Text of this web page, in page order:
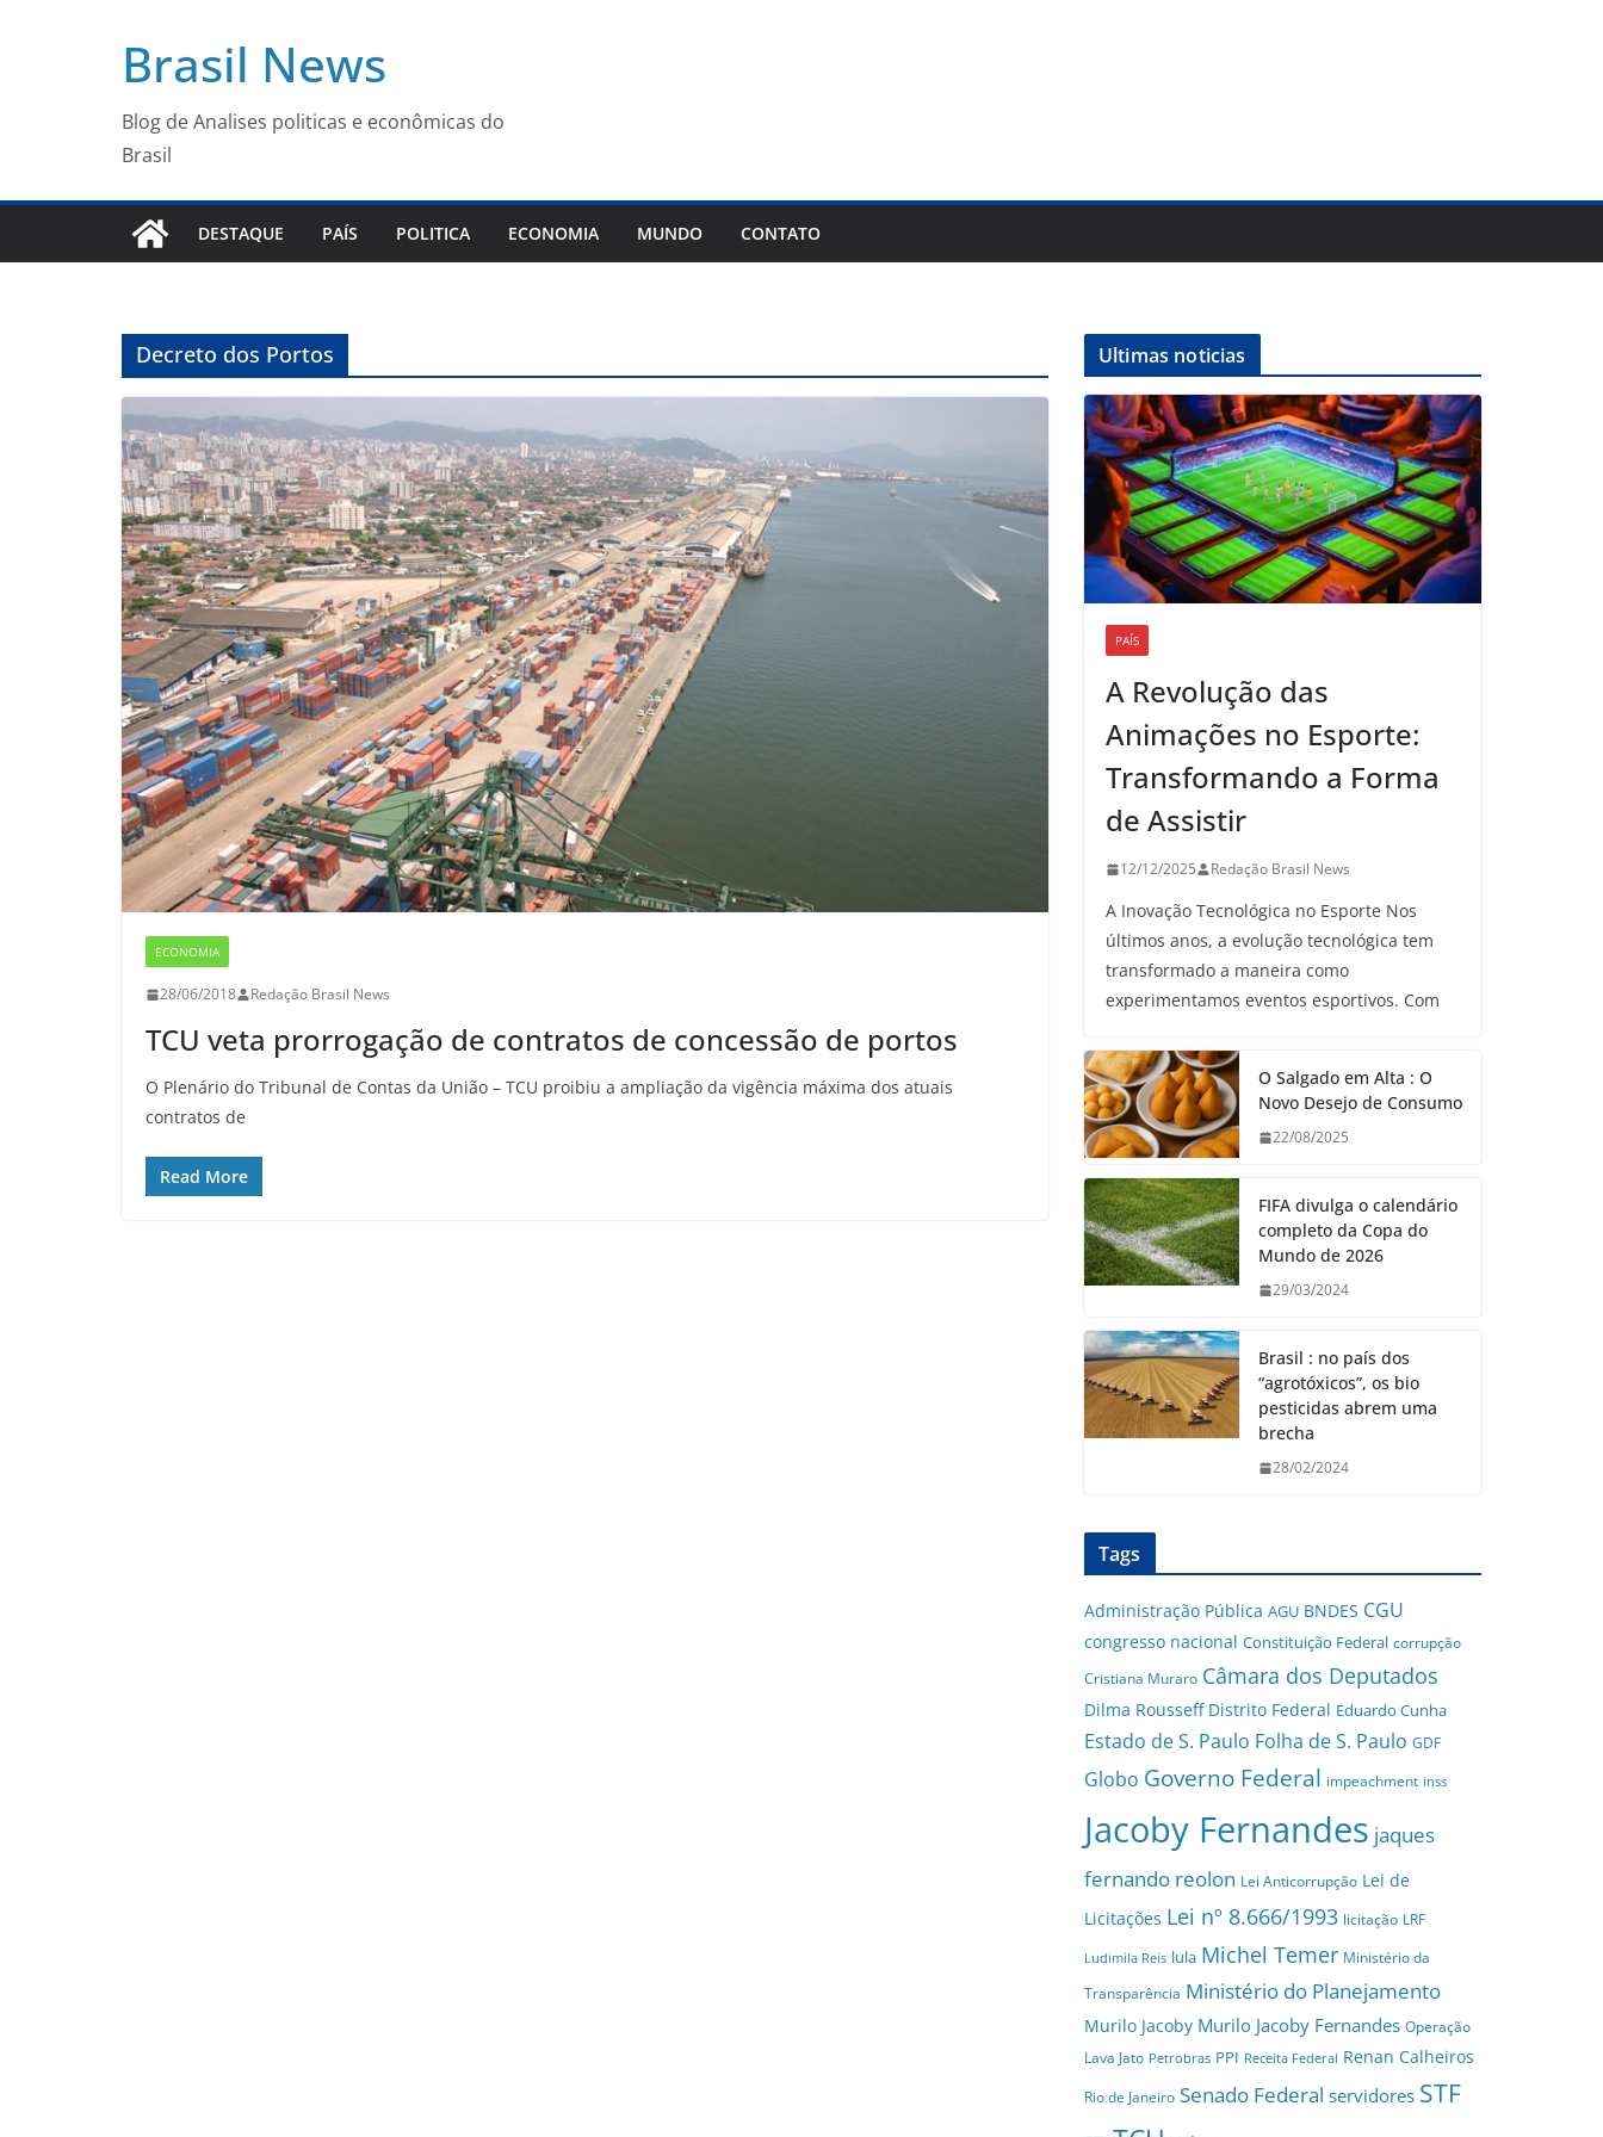
Brasil News
Blog de Analises politicas e econômicas do
Brasil
DESTAQUE PAÍS POLITICA ECONOMIA MUNDO CONTATO
Decreto dos Portos
ECONOMIA
28/06/2018 Redação Brasil News
TCU veta prorrogação de contratos de concessão de portos
O Plenário do Tribunal de Contas da União – TCU proibiu a ampliação da vigência máxima dos atuais
contratos de
Read More
Ultimas noticias
PAÍS
A Revolução das
Animações no Esporte:
Transformando a Forma
de Assistir
12/12/2025 Redação Brasil News
A Inovação Tecnológica no Esporte Nos
últimos anos, a evolução tecnológica tem
transformado a maneira como
experimentamos eventos esportivos. Com
O Salgado em Alta : O
Novo Desejo de Consumo
22/08/2025
FIFA divulga o calendário
completo da Copa do
Mundo de 2026
29/03/2024
Brasil : no país dos
“agrotóxicos”, os bio
pesticidas abrem uma
brecha
28/02/2024
Tags
Administração Pública AGU BNDES CGU
congresso nacional Constituição Federal corrupção
Cristiana Muraro Câmara dos Deputados
Dilma Rousseff Distrito Federal Eduardo Cunha
Estado de S. Paulo Folha de S. Paulo GDF
Globo Governo Federal impeachment inss
Jacoby Fernandes jaques
fernando reolon Lei Anticorrupção Lei de
Licitações Lei nº 8.666/1993 licitação LRF
Ludimila Reis lula Michel Temer Ministério da
Transparência Ministério do Planejamento
Murilo Jacoby Murilo Jacoby Fernandes Operação
Lava Jato Petrobras PPI Receita Federal Renan Calheiros
Rio de Janeiro Senado Federal servidores STF